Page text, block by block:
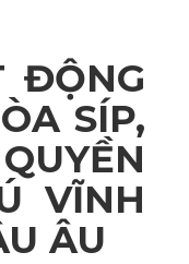
ĐỘNG
SÍP,
VĨNH
ÂU